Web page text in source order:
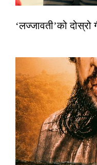
‘लज्जावती’को